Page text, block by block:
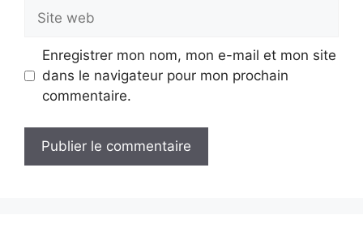
Site
web
Enregistrer mon nom, mon e-mail et mon site
dans le navigateur pour mon prochain
commentaire.